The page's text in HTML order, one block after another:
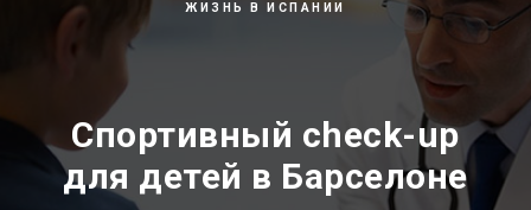
ЖИЗНЬ В ИСПАНИИ
Спортивный check-up
для детей в Барселоне